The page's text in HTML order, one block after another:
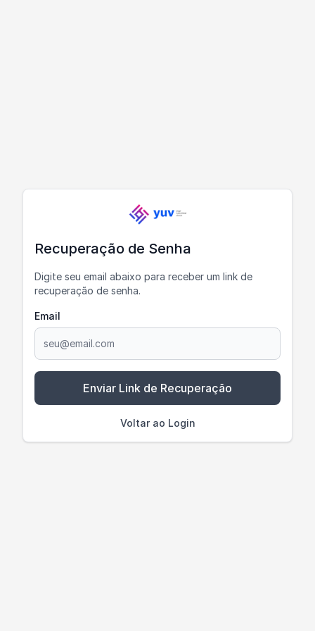
Recuperação de Senha
Digite seu email abaixo para receber um link de
recuperação de senha.
Email
Enviar Link de Recuperação
Voltar ao Login